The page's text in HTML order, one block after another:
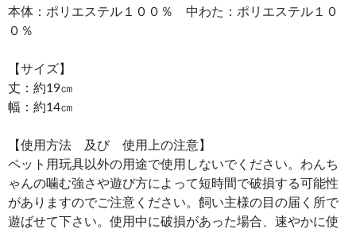
本体：ポリエステル１００％ 中わた：ポリエステル１０
０％
【サイズ】
丈：約19㎝
幅：約14㎝
【使用方法 及び 使用上の注意】
ペット用玩具以外の用途で使用しないでください。わんち
ゃんの噛む強さや遊び方によって短時間で破損する可能性
がありますのでご注意ください。飼い主様の目の届く所で
遊ばせて下さい。使用中に破損があった場合、速やかに使